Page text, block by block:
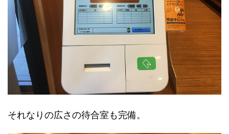
それなりの広さの待合室も完備。